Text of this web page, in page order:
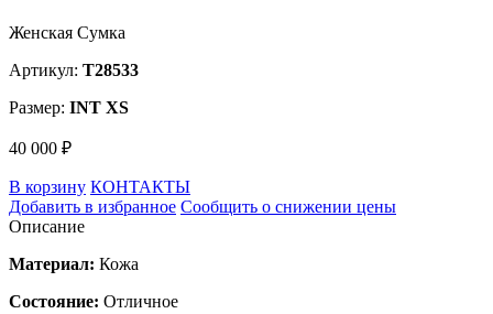
Женская Сумка
Артикул: T28533
Размер: INT XS
40 000 ₽
В корзину КОНТАКТЫ
Добавить в избранное Сообщить о снижении цены
Описание
Материал: Кожа
Состояние: Отличное